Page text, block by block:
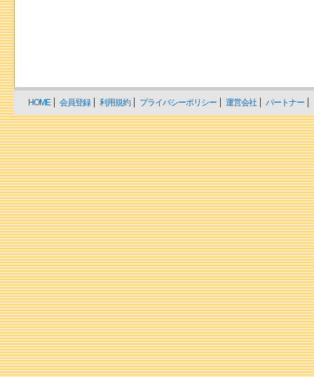
HOME 会員登録 利用規約 プライバシーポリシー 運営会社 パートナー